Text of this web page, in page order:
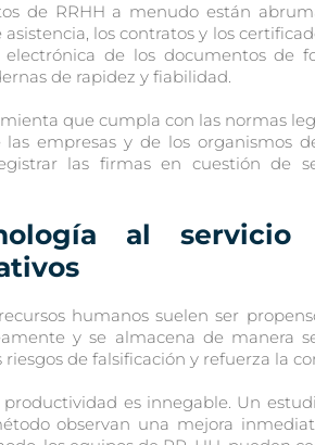
de RRHH a menudo están
asistencia, los contratos y los
de los documentos de
de rapidez y fiabilidad.
que cumpla con las normas
las empresas y de los organismos
las firmas en cuestión de
al
humanos suelen ser
y se almacena de manera
riesgos de falsificación y refuerza la
es innegable. Un
observan una mejora